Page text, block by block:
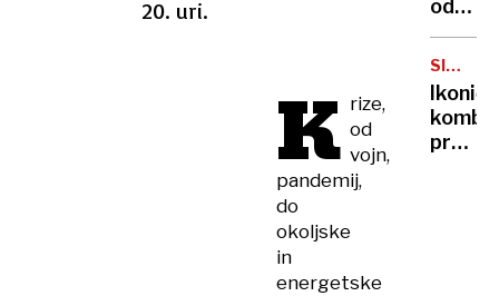
20. uri.
K rize,
od
vojn,
pandemij,
do
okoljske
in
energetske
njen
sin
zaradi
raka
SIMBOL
kombi